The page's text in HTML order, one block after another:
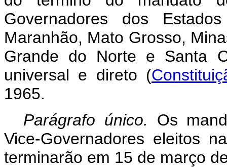
Governadores dos
Maranhão, Mato Grosso,
Grande do Norte e Santa
universal e direto (
1965.
Parágrafo único. Os
Vice-Governadores eleitos
terminarão em 15 de março